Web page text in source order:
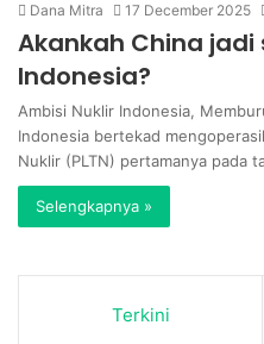
Dana Mitra 17 December 2025
Akankah China jadi
Indonesia?
Ambisi Nuklir Indonesia,
Indonesia bertekad
Nuklir (PLTN) pertamanya pada
Selengkapnya »
Terkini